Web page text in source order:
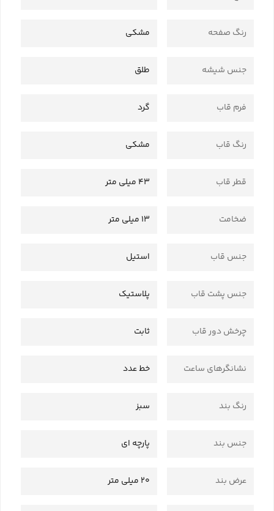
رنگ صفحه مشکی
جنس شیشه طلق
فرم قاب گرد
رنگ قاب مشکی
قطر قاب 43 میلی متر
ضخامت 13 میلی متر
جنس قاب استیل
جنس پشت قاب پلاستیک
چرخش دور قاب ثابت
نشانگرهای ساعت خط عدد
رنگ بند سبز
جنس بند پارچه ای
عرض بند 20 میلی متر